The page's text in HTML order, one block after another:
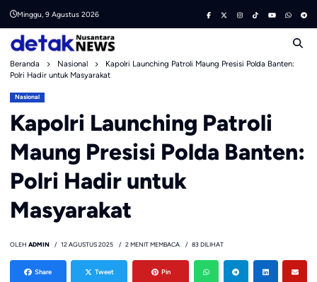
content
Minggu, 9 Agustus 2026
Beranda Nasional
Kapolri Launching Patroli Maung Presisi Polda Banten:
Polri Hadir untuk Masyarakat
Nasional
Kapolri Launching Patroli
Maung Presisi Polda Banten:
Polri Hadir untuk
Masyarakat
OLEH ADMIN 12 AGUSTUS 2025 2 MENIT MEMBACA 83 DILIHAT
Share Tweet Pin